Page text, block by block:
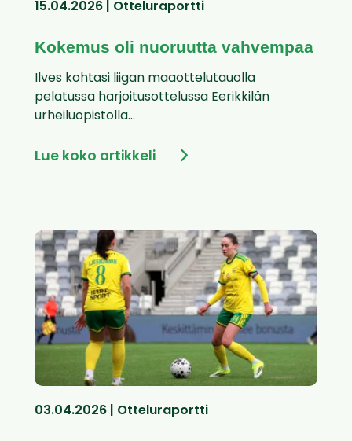
15.04.2026 | Otteluraportti
Kokemus oli nuoruutta vahvempaa
Ilves kohtasi liigan maaottelutauolla
pelatussa harjoitusottelussa Eerikkilän
urheiluopistolla...
Lue koko artikkeli
03.04.2026 | Otteluraportti